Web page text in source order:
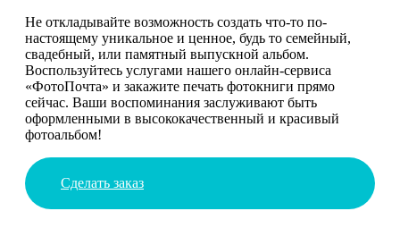
Не откладывайте возможность создать что-то по-
настоящему уникальное и ценное, будь то семейный,
свадебный, или памятный выпускной альбом.
Воспользуйтесь услугами нашего онлайн-сервиса
«ФотоПочта» и закажите печать фотокниги прямо
сейчас. Ваши воспоминания заслуживают быть
оформленными в высококачественный и красивый
фотоальбом!
Сделать заказ